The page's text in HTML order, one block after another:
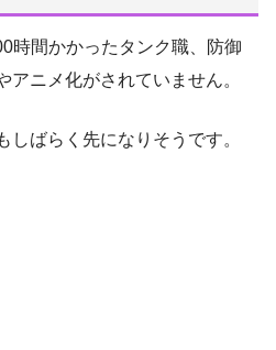
時間かかったタンク職、防御
アニメ化がされていません。
しばらく先になりそうです。